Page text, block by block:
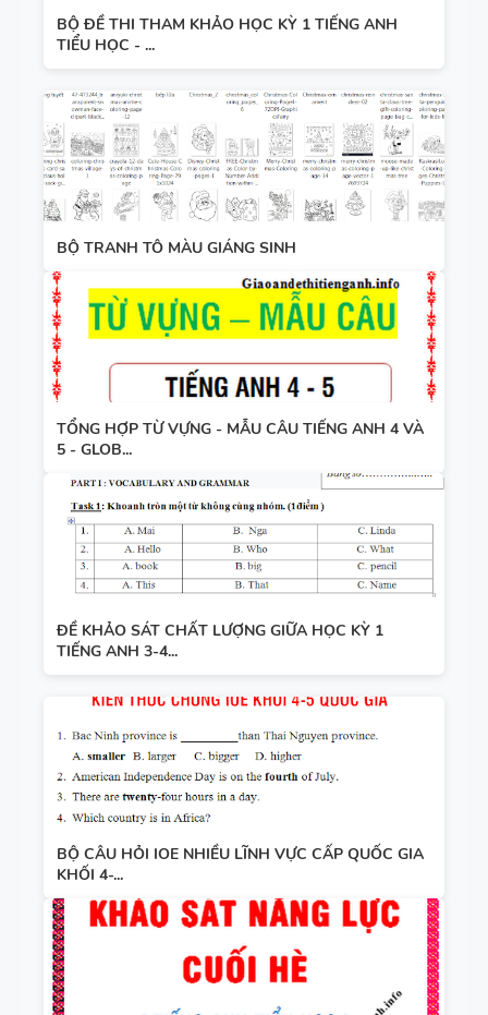
BỘ ĐỀ THI THAM KHẢO HỌC KỲ 1 TIẾNG ANH
TIỂU HỌC - ...
BỘ TRANH TÔ MÀU GIÁNG SINH
TỔNG HỢP TỪ VỰNG - MẪU CÂU TIẾNG ANH 4 VÀ
5 - GLOB...
ĐỀ KHẢO SÁT CHẤT LƯỢNG GIỮA HỌC KỲ 1
TIẾNG ANH 3-4...
BỘ CÂU HỎI IOE NHIỀU LĨNH VỰC CẤP QUỐC GIA
KHỐI 4-...